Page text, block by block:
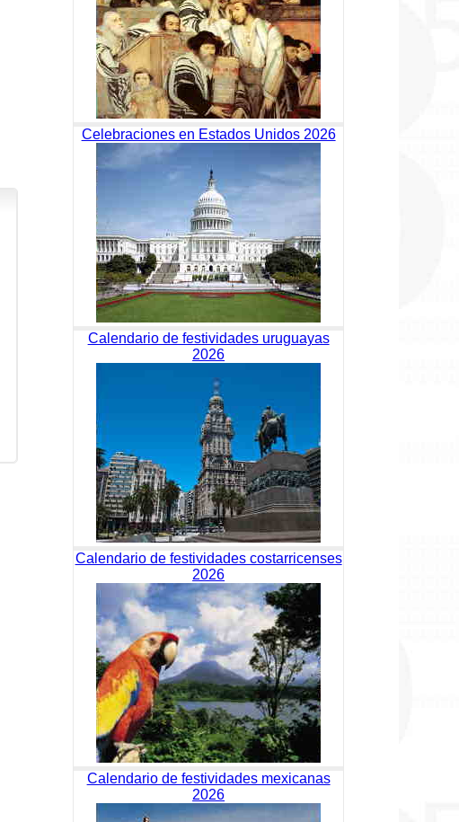
Celebraciones en Estados Unidos 2026
Calendario de festividades uruguayas
2026
Calendario de festividades costarricenses
2026
Calendario de festividades mexicanas
2026